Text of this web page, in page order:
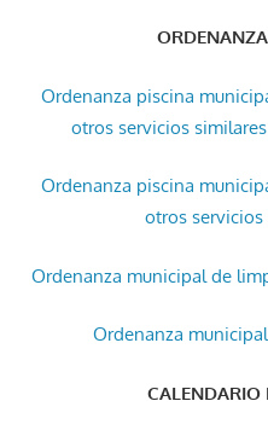
Ordenanza piscina
otros servicios
Ordenanza piscina
otros servicios
Ordenanza municipal de
Ordenanza